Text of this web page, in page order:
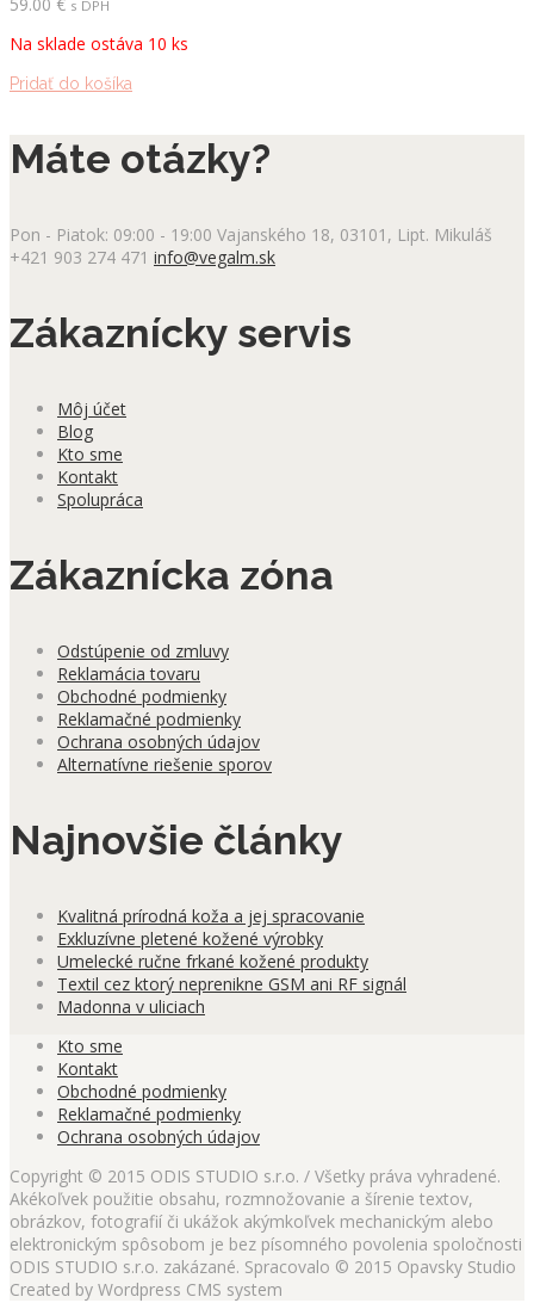
s DPH
Na sklade ostáva 10 ks
Pridať do košíka
Máte otázky?
Pon - Piatok: 09:00 - 19:00 Vajanského 18, 03101, Lipt. Mikuláš
+421 903 274 471 info@vegalm.sk
Zákaznícky servis
Môj účet
Blog
Kto sme
Kontakt
Spolupráca
Zákaznícka zóna
Odstúpenie od zmluvy
Reklamácia tovaru
Obchodné podmienky
Reklamačné podmienky
Ochrana osobných údajov
Alternatívne riešenie sporov
Najnovšie články
Kvalitná prírodná koža a jej spracovanie
Exkluzívne pletené kožené výrobky
Umelecké ručne frkané kožené produkty
Textil cez ktorý neprenikne GSM ani RF signál
Madonna v uliciach
Kto sme
Kontakt
Obchodné podmienky
Reklamačné podmienky
Ochrana osobných údajov
Copyright © 2015 ODIS STUDIO s.r.o. / Všetky práva vyhradené.
Akékoľvek použitie obsahu, rozmnožovanie a šírenie textov,
obrázkov, fotografií či ukážok akýmkoľvek mechanickým alebo
elektronickým spôsobom je bez písomného povolenia spoločnosti
ODIS STUDIO s.r.o. zakázané. Spracovalo © 2015 Opavsky Studio
Created by Wordpress CMS system